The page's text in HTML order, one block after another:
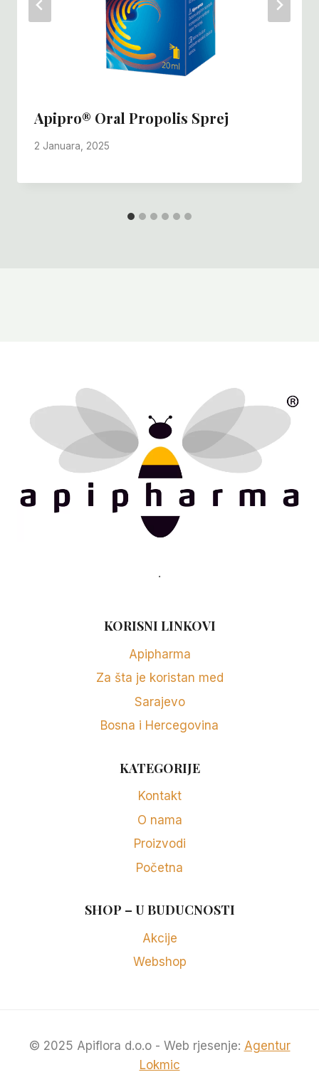
Apipro® Oral Propolis Sprej
2 Januara, 2025
.
KORISNI LINKOVI
Apipharma
Za šta je koristan med
Sarajevo
Bosna i Hercegovina
KATEGORIJE
Kontakt
O nama
Proizvodi
Početna
SHOP – U BUDUCNOSTI
Akcije
Webshop
© 2025 Apiflora d.o.o - Web rjesenje: Agentur
Lokmic